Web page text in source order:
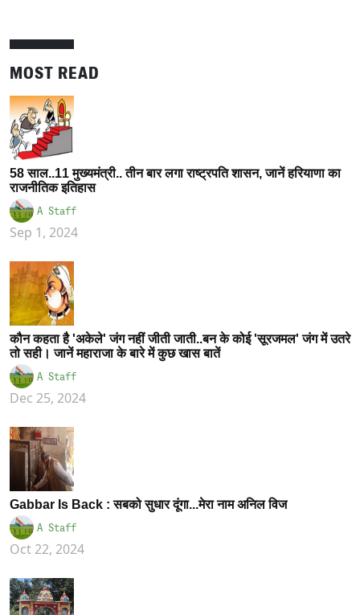
MOST READ
58 साल..11 मुख्यमंत्री.. तीन बार लगा राष्ट्रपति शासन, जानें हरियाणा का
राजनीतिक इतिहास
A Staff
Sep 1, 2024
कौन कहता है 'अकेले' जंग नहीं जीती जाती..बन के कोई 'सूरजमल' जंग में उतरे
तो सही। जानें महाराजा के बारे में कुछ खास बातें
A Staff
Dec 25, 2024
Gabbar Is Back : सबको सुधार दूंगा...मेरा नाम अनिल विज
A Staff
Oct 22, 2024